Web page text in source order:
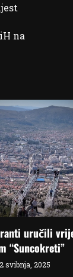
na
uručili
“Suncokreti”
svibnja, 2025